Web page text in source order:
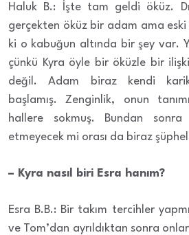
Haluk B.: İşte tam geldi öküz.
gerçekten öküz bir adam ama
ki o kabuğun altında bir şey var.
çünkü Kyra öyle bir öküzle bir
değil. Adam biraz kendi
başlamış. Zenginlik, onun
hallere sokmuş. Bundan
etmeyecek mi orası da biraz
– Kyra nasıl biri Esra hanım?
Esra B.B.: Bir takım tercihler
ve Tom’dan ayrıldıktan sonra